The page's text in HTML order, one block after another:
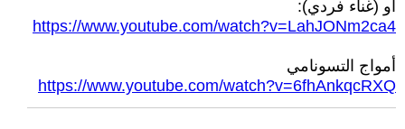
أو (غناء فردي):
https://www.youtube.com/watch?v=LahJONm2ca4
أمواج التسونامي
https://www.youtube.com/watch?v=6fhAnkqcRXQ